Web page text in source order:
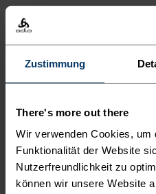
Zustimmung
There's more out there
Wir verwenden Cookies, um
Funktionalität der Website
Nutzerfreundlichkeit zu
können wir unsere Website
TIGHTS FÜR
JEDES
Du parkst am Waldrand
für eine härtere Session
Unterwegs triffst du
dir ganz allein. Die